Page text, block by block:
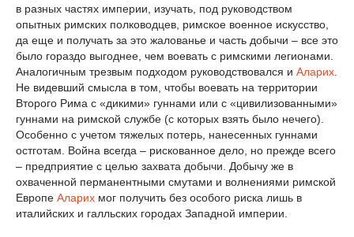
в разных частях империи, изучать, под руководством
опытных римских полководцев, римское военное искусство,
да еще и получать за это жалованье и часть добычи – все это
было гораздо выгоднее, чем воевать с римскими легионами.
Аналогичным трезвым подходом руководствовался и Аларих
Не видевший смысла в том, чтобы воевать на территории
Второго Рима с «дикими» гуннами или с «цивилизованными»
гуннами на римской службе (с которых взять было нечего).
Особенно с учетом тяжелых потерь, нанесенных гуннами
остготам. Война всегда – рискованное дело, но прежде всего
– предприятие с целью захвата добычи. Добычу же в
охваченной перманентными смутами и волнениями римской
Европе Аларих мог получить без особого риска лишь в
италийских и галльских городах Западной империи.